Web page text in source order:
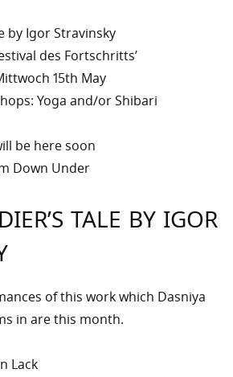
by Igor Stravinsky
des Fortschritts’
15th May
Yoga and/or Shibari
be here soon
Down Under
TALE BY IGOR
of this work which Dasniya
in are this month.
Lack